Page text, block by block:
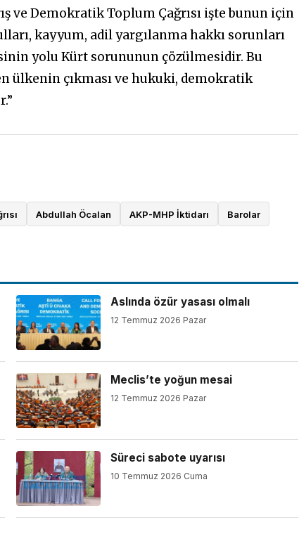
ve Demokratik Toplum Çağrısı işte bunun için
kayyum, adil yargılanma hakkı sorunları
yolu Kürt sorununun çözülmesidir. Bu
ülkenin çıkması ve hukuki, demokratik
Abdullah Öcalan AKP-MHP İktidarı Barolar
Aslında özür yasası olmalı
12 Temmuz 2026 Pazar
Meclis’te yoğun mesai
12 Temmuz 2026 Pazar
Süreci sabote uyarısı
10 Temmuz 2026 Cuma